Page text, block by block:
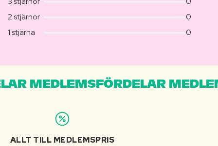
2 stjärnor
0
1 stjärna
0
MEDLEMSFÖRDELAR
ALLT TILL MEDLEMSPRIS